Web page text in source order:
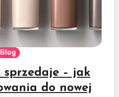
Blog
sprzedaje – jak
do nowej